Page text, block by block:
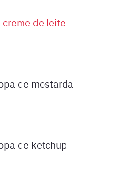
de leite
de mostarda
de ketchup